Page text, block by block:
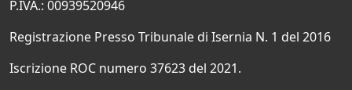
P.IVA.: 00939520946
Registrazione Presso Tribunale di Isernia N. 1 del 2016
Iscrizione ROC numero 37623 del 2021.